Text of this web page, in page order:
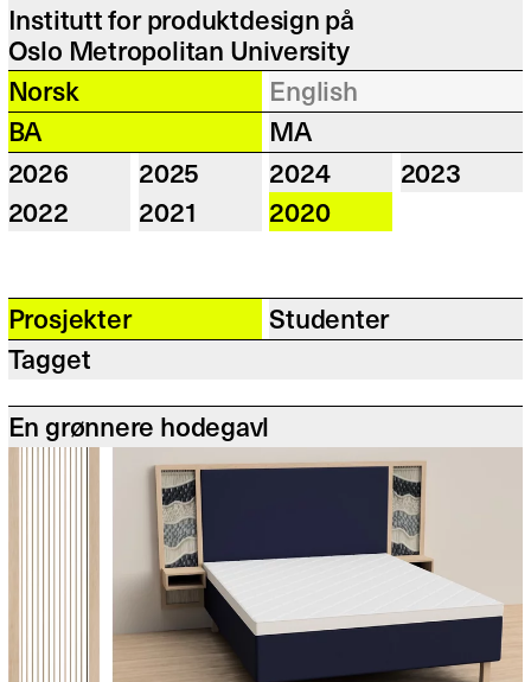
Institutt for produktdesign på
Oslo Metropolitan University
Norsk
English
BA
MA
2026
2025 2024
2023
2022
2021 2020
Prosjekter
Studenter
Tagget
En grønnere hodegavl